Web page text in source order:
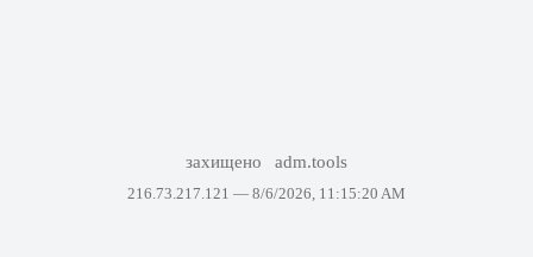
захищено adm.tools
216.73.217.121 — 8/6/2026, 11:15:20 AM